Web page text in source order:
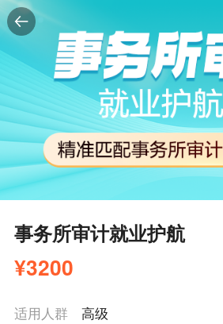
事务所审计就业护航
¥3200
适用人群
高级